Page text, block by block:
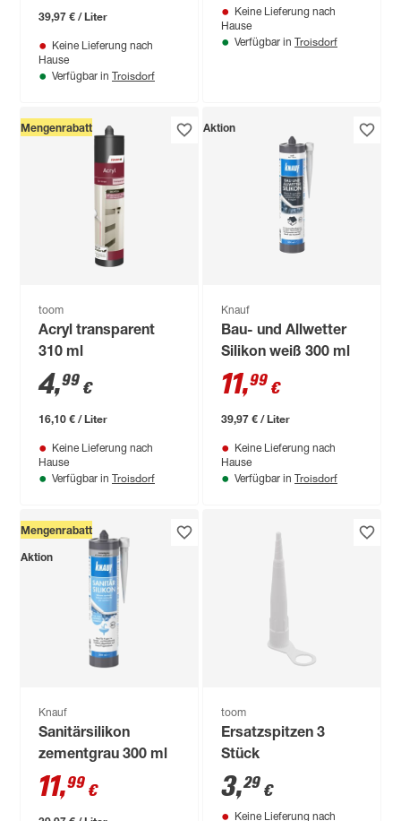
39,97 € / Liter
Keine Lieferung nach
Hause
Verfügbar in Troisdorf
Keine Lieferung nach
Hause
Verfügbar in Troisdorf
Mengenrabatt
toom
Acryl transparent
310 ml
4,99 €
16,10 € / Liter
Keine Lieferung nach
Hause
Verfügbar in Troisdorf
Aktion
Knauf
Bau- und Allwetter
Silikon weiß 300 ml
11,99 €
39,97 € / Liter
Keine Lieferung nach
Hause
Verfügbar in Troisdorf
Mengenrabatt
Aktion
Knauf
Sanitärsilikon
zementgrau 300 ml
11,99 €
toom
Ersatzspitzen 3
Stück
3,29 €
Keine Lieferung nach